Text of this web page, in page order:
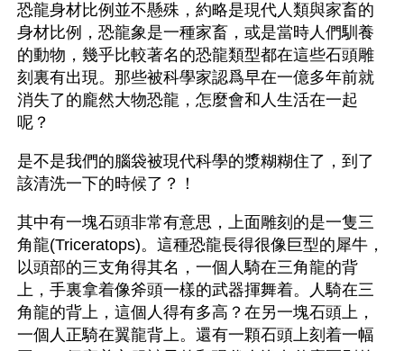
恐龍身材比例並不懸殊，約略是現代人類與家畜的
身材比例，恐龍象是一種家畜，或是當時人們馴養
的動物，幾乎比較著名的恐龍類型都在這些石頭雕
刻裏有出現。那些被科學家認爲早在一億多年前就
消失了的龐然大物恐龍，怎麼會和人生活在一起
呢？
是不是我們的腦袋被現代科學的漿糊糊住了，到了
該清洗一下的時候了？！
其中有一塊石頭非常有意思，上面雕刻的是一隻三
角龍(Triceratops)。這種恐龍長得很像巨型的犀牛，
以頭部的三支角得其名，一個人騎在三角龍的背
上，手裏拿着像斧頭一樣的武器揮舞着。人騎在三
角龍的背上，這個人得有多高？在另一塊石頭上，
一個人正騎在翼龍背上。還有一顆石頭上刻着一幅